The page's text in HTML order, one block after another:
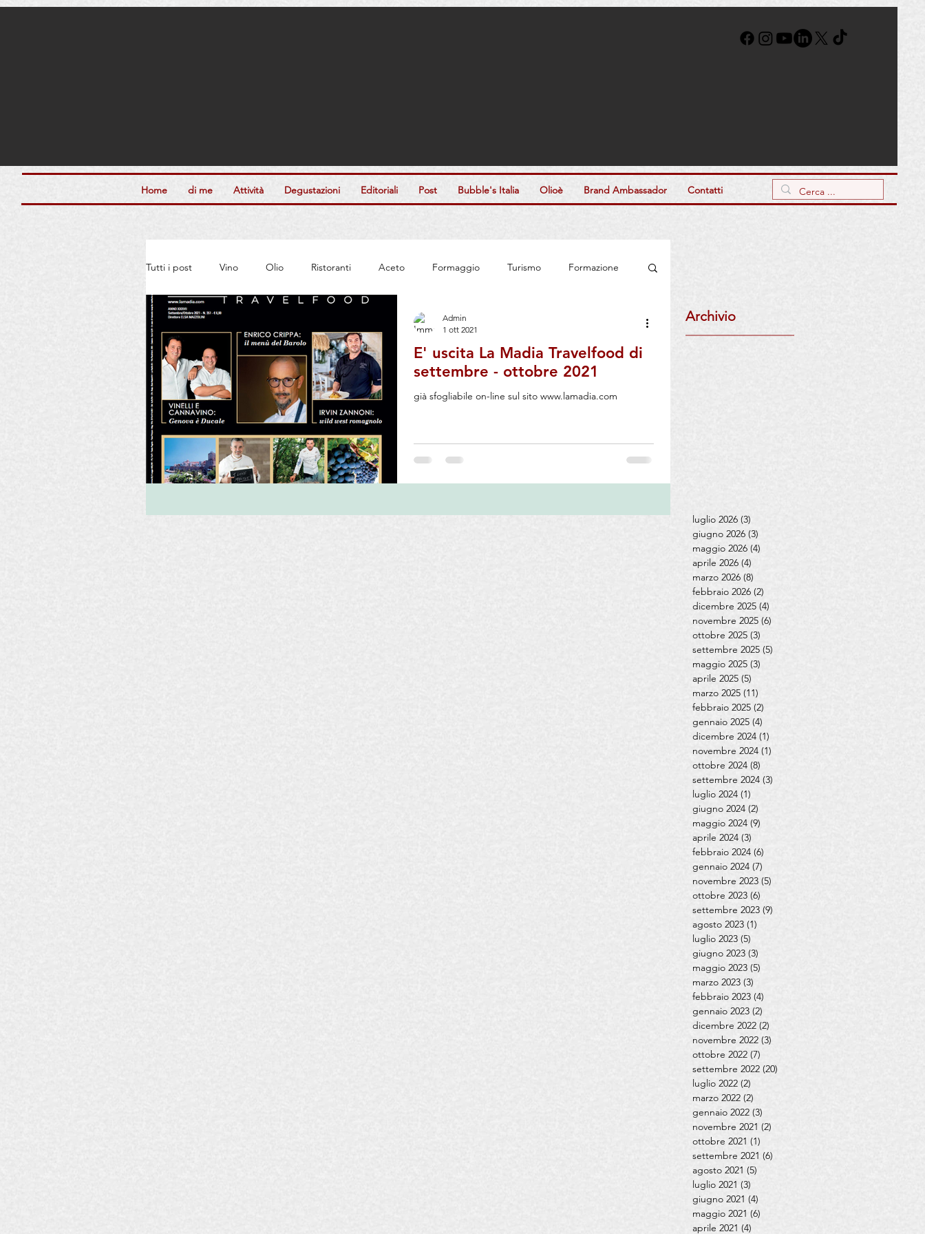
Home di me Attività Degustazioni Editoriali Post Bubble's Italia Olioè Brand Ambassador Contatti
Tutti i post Vino Olio Ristoranti Aceto Formaggio Turismo Formazione
Fiere Filantropia Associazione Nazionale Le Donne del
Editoriali Esercizi Commerciali AIS Pubblicazioni Assaggi Olio
EVO La Madia Pasta Degustazioni Vino
Recensioni Vino Zafferano Pasticceria Inizia La tua community
E' uscita La Madia Travelfood di
settembre - ottobre 2021
già sfogliabile on-line sul sito www.lamadia.com
Admin
1 ott 2021
Archivio
luglio 2026 (3)
giugno 2026 (3)
maggio 2026 (4)
aprile 2026 (4)
marzo 2026 (8)
febbraio 2026 (2)
dicembre 2025 (4)
novembre 2025 (6)
ottobre 2025 (3)
settembre 2025 (5)
maggio 2025 (3)
aprile 2025 (5)
marzo 2025 (11)
febbraio 2025 (2)
gennaio 2025 (4)
dicembre 2024 (1)
novembre 2024 (1)
ottobre 2024 (8)
settembre 2024 (3)
luglio 2024 (1)
giugno 2024 (2)
maggio 2024 (9)
aprile 2024 (3)
febbraio 2024 (6)
gennaio 2024 (7)
novembre 2023 (5)
ottobre 2023 (6)
settembre 2023 (9)
agosto 2023 (1)
luglio 2023 (5)
giugno 2023 (3)
maggio 2023 (5)
marzo 2023 (3)
febbraio 2023 (4)
gennaio 2023 (2)
dicembre 2022 (2)
novembre 2022 (3)
ottobre 2022 (7)
settembre 2022 (20)
luglio 2022 (2)
marzo 2022 (2)
gennaio 2022 (3)
novembre 2021 (2)
ottobre 2021 (1)
settembre 2021 (6)
agosto 2021 (5)
luglio 2021 (3)
giugno 2021 (4)
maggio 2021 (6)
aprile 2021 (4)